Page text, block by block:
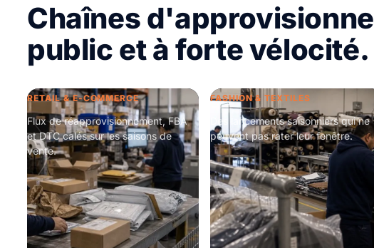
Chaînes
public et à forte vélocité.
RETAIL & E-COMMERCE
Flux de réapprovisionnement, FBA
et DTC calés sur les saisons de
vente.
FASHION & TEXTILES
Des lancements saisonniers qui ne
peuvent pas rater leur fenêtre.